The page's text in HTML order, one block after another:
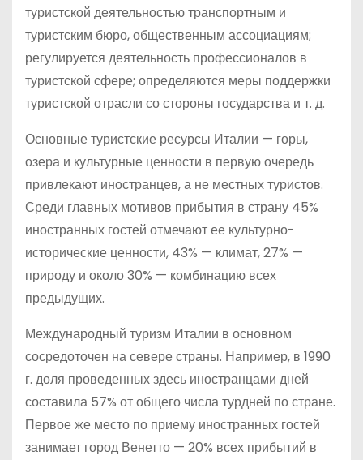
туристской деятельностью транспортным и
туристским бюро, общественным ассоциациям;
регулируется деятельность профессионалов в
туристской сфере; определяются меры поддержки
туристской отрасли со стороны государства и т. д.
Основные туристские ресурсы Италии — горы,
озера и культурные ценности в первую очередь
привлекают иностранцев, а не местных туристов.
Среди главных мотивов прибытия в страну 45%
иностранных гостей отмечают ее культурно-
исторические ценности, 43% — климат, 27% —
природу и около 30% — комбинацию всех
предыдущих.
Международный туризм Италии в основном
сосредоточен на севере страны. Например, в 1990
г. доля проведенных здесь иностранцами дней
составила 57% от общего числа турдней по стране.
Первое же место по приему иностранных гостей
занимает город Венетто — 20% всех прибытий в